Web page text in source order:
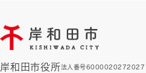
岸和田市役所法人番号6000020272027